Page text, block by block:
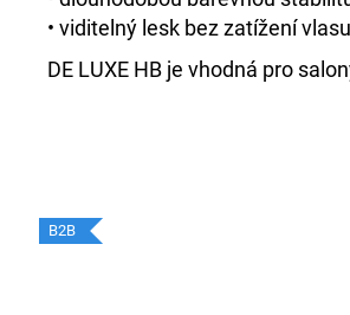
• viditelný lesk bez zatížení vlasu
DE LUXE HB je vhodná pro
B2B